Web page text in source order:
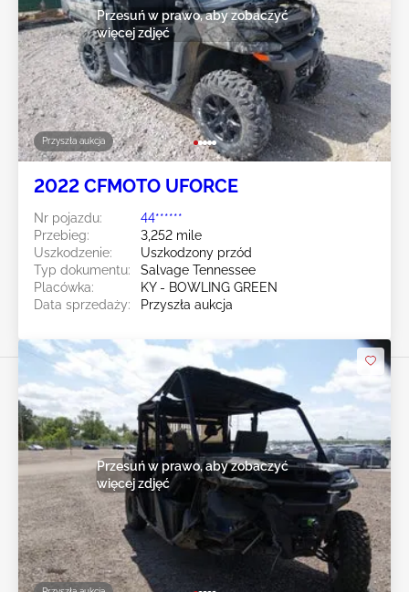
Przyszła aukcja
Przesuń w prawo, aby zobaczyć
więcej zdjęć
2022 CFMOTO UFORCE
Nr pojazdu:
44******
Przebieg:
3,252 mile
Uszkodzenie:
Uszkodzony przód
Typ dokumentu:
Salvage Tennessee
Placówka:
KY - BOWLING GREEN
Data sprzedaży:
Przyszła aukcja
Przesuń w prawo, aby zobaczyć
więcej zdjęć